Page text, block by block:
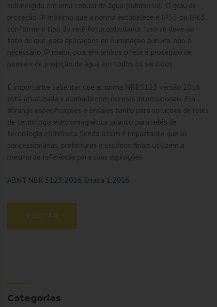
submergido em uma coluna de água (submerso). O grau de
proteção IP máximo que a norma estabelece é IP55 ou IP65,
conforme o tipo do relé fotocontrolador. Isso se deve ao
fato de que, para aplicações de iluminação pública, não é
necessário IP maior, pois em ambos o relé é protegido de
poeira e de projeção de água em todos os sentidos.
É importante salientar que a norma NBR5123 versão 2016
está atualizada e alinhada com normas internacionais. Ela
abrange especificações e ensaios tanto para soluções de relés
de tecnologia eletromagnética quanto para relés de
tecnologia eletrônica. Sendo assim é importante que as
concessionárias, prefeituras e usuários finais utilizem a
mesma de referência para suas aquisições.
ABNT NBR 5123:2016 Errata 1:2016
VOLTAR
Categorias